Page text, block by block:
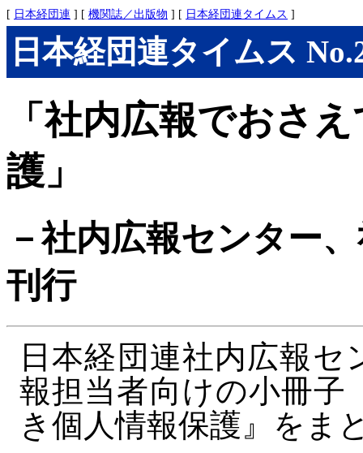
[ 日本経団連 ] [ 機関誌／出版物 ] [ 日本経団連タイムス ]
日本経団連タイムス
「社内広報でおさ
護」
－社内広報センター
刊行
日本経団連社内広報
報担当者向けの小冊子
き個人情報保護』をま